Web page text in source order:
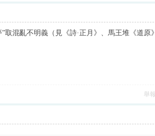
取混亂不明義（見《詩·正月》、馬王堆《道原》
舉報